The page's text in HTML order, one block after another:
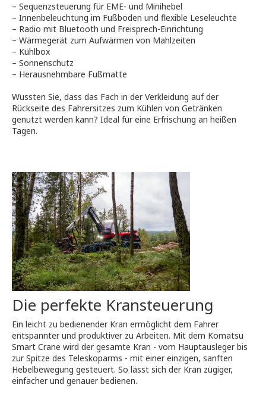
– Sequenzsteuerung für EME- und Minihebel
– Innenbeleuchtung im Fußboden und flexible Leseleuchte
– Radio mit Bluetooth und Freisprech-Einrichtung
– Wärmegerät zum Aufwärmen von Mahlzeiten
– Kühlbox
– Sonnenschutz
– Herausnehmbare Fußmatte
Wussten Sie, dass das Fach in der Verkleidung auf der
Rückseite des Fahrersitzes zum Kühlen von Getränken
genutzt werden kann? Ideal für eine Erfrischung an heißen
Tagen.
Die perfekte Kransteuerung
Ein leicht zu bedienender Kran ermöglicht dem Fahrer
entspannter und produktiver zu Arbeiten. Mit dem Komatsu
Smart Crane wird der gesamte Kran - vom Hauptausleger bis
zur Spitze des Teleskoparms - mit einer einzigen, sanften
Hebelbewegung gesteuert. So lässt sich der Kran zügiger,
einfacher und genauer bedienen.